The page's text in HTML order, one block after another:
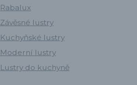
Rabalux
Závěsné lustry
Kuchyňské lustry
Moderní lustry
Lustry do kuchyně